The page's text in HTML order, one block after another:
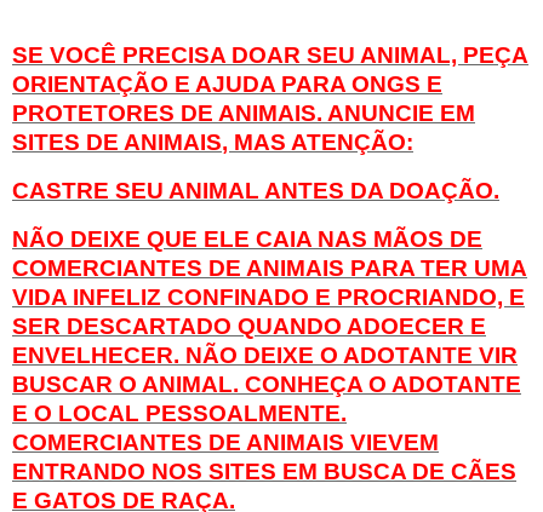
SE VOCÊ PRECISA DOAR SEU ANIMAL, PEÇA
ORIENTAÇÃO E AJUDA PARA ONGS E
PROTETORES DE ANIMAIS. ANUNCIE EM
SITES DE ANIMAIS, MAS ATENÇÃO:
CASTRE SEU ANIMAL ANTES DA DOAÇÃO.
NÃO DEIXE QUE ELE CAIA NAS MÃOS DE
COMERCIANTES DE ANIMAIS PARA TER UMA
VIDA INFELIZ CONFINADO E PROCRIANDO, E
SER DESCARTADO QUANDO ADOECER E
ENVELHECER. NÃO DEIXE O ADOTANTE VIR
BUSCAR O ANIMAL. CONHEÇA O ADOTANTE
E O LOCAL PESSOALMENTE.
COMERCIANTES DE ANIMAIS VIEVEM
ENTRANDO NOS SITES EM BUSCA DE CÃES
E GATOS DE RAÇA.